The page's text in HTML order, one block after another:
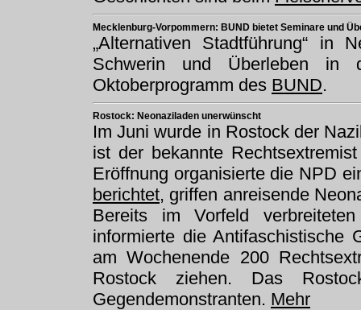
Mecklenburg-Vorpommern: BUND bietet Seminare und
„Alternativen Stadtführung“ in
Schwerin und Überleben
Oktoberprogramm des BUND.
Rostock: Neonaziladen unerwünscht
Im Juni wurde in Rostock der
ist der bekannte
Eröffnung organisierte die NPD
berichtet, griffen anreisende
Bereits im Vorfeld
informierte die Antifaschistische
am Wochenende 200
Rostock ziehen. Das
Gegendemonstranten. Mehr